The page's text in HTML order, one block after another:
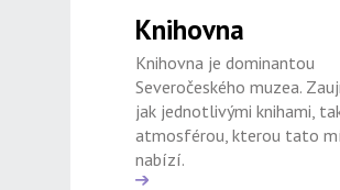
Knihovna
Knihovna je dominantou
Severočeského muzea.
jak jednotlivými knihami,
atmosférou, kterou tato
nabízí.